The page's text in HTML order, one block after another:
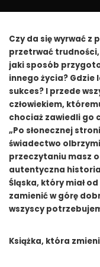
Czy da się wyrwać z
przetrwać
jaki sposób
innego życia? Gdzie
sukces? I przede
człowiekiem,
chociaż zawiedli go
„Po słonecznej
świadectwo
przeczytaniu masz
autentyczna
Śląska, który miał
zamienić w górę
wszyscy
Książka, która